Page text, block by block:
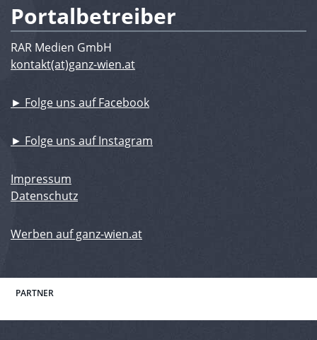
Portalbetreiber
RAR Medien GmbH
kontakt(at)ganz-wien.at
► Folge uns auf Facebook
► Folge uns auf Instagram
Impressum
Datenschutz
Werben auf ganz-wien.at
PARTNER